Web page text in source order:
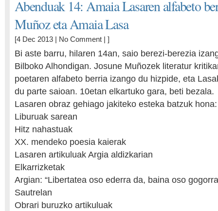
Abenduak 14: Amaia Lasaren alfabeto
Muñoz eta Amaia Lasa
[4 Dec 2013 | No Comment | ]
Bi aste barru, hilaren 14an, saio berezi-berezia
Bilboko Alhondigan. Josune Muñozek literatur
poetaren alfabeto berria izango du hizpide, eta
du parte saioan. 10etan elkartuko gara, beti bezala.
Lasaren obraz gehiago jakiteko esteka batzuk hona:
Liburuak sarean
Hitz nahastuak
XX. mendeko poesia kaierak
Lasaren artikuluak Argia aldizkarian
Elkarrizketak
Argian: “Libertatea oso ederra da, baina oso
Sautrelan
Obrari buruzko artikuluak